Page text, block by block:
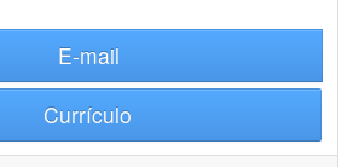
E-mail
Currículo